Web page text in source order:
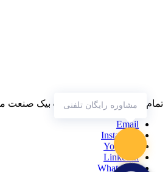
مشاوره رایگان تلفنی
تمام حقوق متعلق به شرکت بیک صنعت
Email
Instagram
YouTube
LinkedIn
WhatsApp